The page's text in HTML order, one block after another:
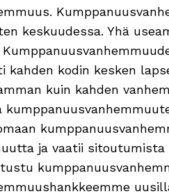
keskuudessa. Yhä
kodin kesken
kuin kahden
ja vaatii